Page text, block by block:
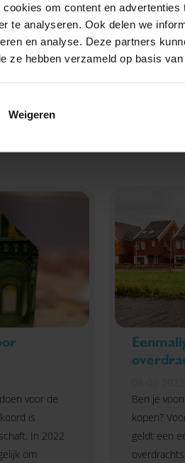
cookies om content en
te analyseren. Ook delen we
en analyse. Deze partners
ze hebben verzameld op basis
Weigeren
voor de
is
In 2022
om
Ben je
kopen?
geldt een